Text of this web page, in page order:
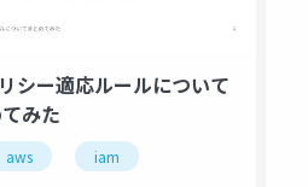
シー適応ルールについて
みた
aws iam